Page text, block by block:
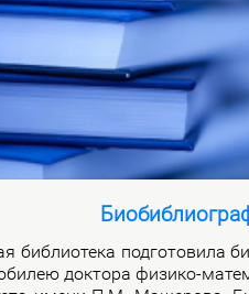
биб­лио­те­ка под­го­то­ви­ла
док­то­ра физи­ко-